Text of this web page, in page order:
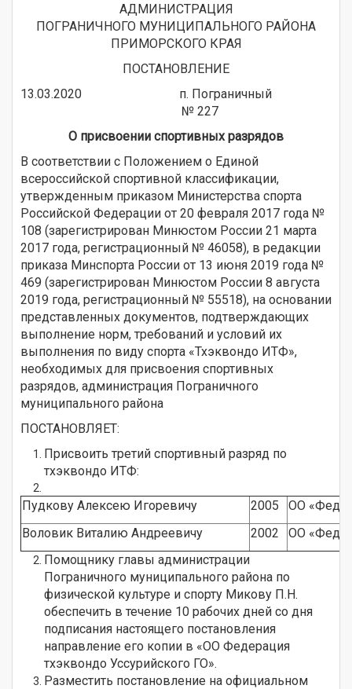
АДМИНИСТРАЦИЯ
ПОГРАНИЧНОГО МУНИЦИПАЛЬНОГО РАЙОНА
ПРИМОРСКОГО КРАЯ
ПОСТАНОВЛЕНИЕ
13.03.2020 п. Пограничный
№ 227
О присвоении спортивных разрядов
В соответствии с Положением о Единой
всероссийской спортивной классификации,
утвержденным приказом Министерства спорта
Российской Федерации от 20 февраля 2017 года №
108 (зарегистрирован Минюстом России 21 марта
2017 года, регистрационный № 46058), в редакции
приказа Минспорта России от 13 июня 2019 года №
469 (зарегистрирован Минюстом России 8 августа
2019 года, регистрационный № 55518), на основании
представленных документов, подтверждающих
выполнение норм, требований и условий их
выполнения по виду спорта «Тхэквондо ИТФ»,
необходимых для присвоения спортивных
разрядов, администрация Пограничного
муниципального района
ПОСТАНОВЛЯЕТ:
Присвоить третий спортивный разряд по
тхэквондо ИТФ:
Пудкову Алексею Игоревичу 2005 ОО
Воловик Виталию Андреевичу
2002
ОО
Помощнику главы администрации
Пограничного муниципального района по
физической культуре и спорту Микову П.Н.
обеспечить в течение 10 рабочих дней со дня
подписания настоящего постановления
направление его копии в «ОО Федерация
тхэквондо Уссурийского ГО».
Разместить постановление на официальном